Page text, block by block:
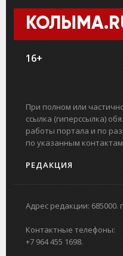
16+
При полном или
ссылка (гиперссылка)
работы портала и по
по указанным контактам
РЕДАКЦИЯ
Адрес редакции: 685000.
Контактные телефоны:
+7 964 455 1698.